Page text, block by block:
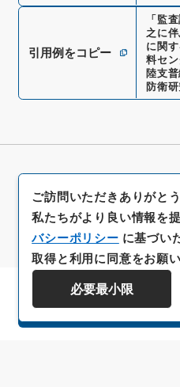
引用例をコピー
「監
之に
に関
料セ
陸支
防衛
資料群階
ご訪問いただきありがと
私たちがより良い情報を
バシーポリシー に基づい
取得と利用に同意をお願
必要最小限